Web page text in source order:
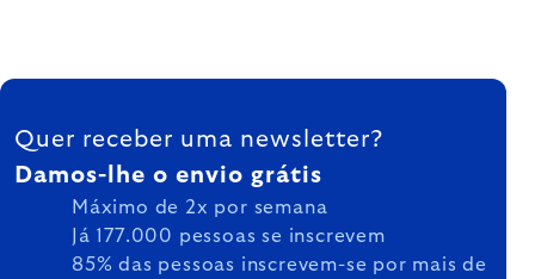
FOOTER
Quer receber uma newsletter?
Damos-lhe o envio grátis
Máximo de 2x por semana
Já 177.000 pessoas se inscrevem
85% das pessoas inscrevem-se por mais de